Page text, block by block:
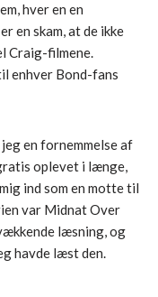
hver en en
en skam, at de ikke
Craig-filmene.
enhver Bond-fans
en fornemmelse af
oplevet i længe,
ind som en motte til
var Midnat Over
læsning, og
havde læst den.